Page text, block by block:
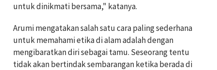
untuk dinikmati bersama," katanya.
Arumi mengatakan salah satu cara paling sederhana
untuk memahami etika di alam adalah dengan
mengibaratkan diri sebagai tamu. Seseorang tentu
tidak akan bertindak sembarangan ketika berada di